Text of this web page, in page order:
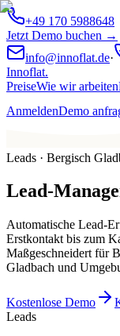
+49 170 5988648
Jetzt Demo buchen →
info@innoflat.de·
Innoflat.
PreiseWie wir arbeiten
AnmeldenDemo
Leads · Bergisch
Lead-
Automatische Lead-
Erstkontakt bis zum
Maßgeschneidert für
Gladbach und
Kostenlose Demo
Leads